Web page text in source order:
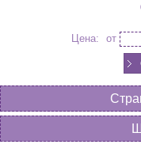
Цена: от